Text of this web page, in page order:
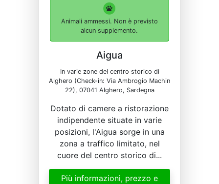
Animali ammessi. Non è previsto
alcun supplemento.
Aigua
In varie zone del centro storico di
Alghero (Check-in: Via Ambrogio Machin
22), 07041 Alghero, Sardegna
Dotato di camere a ristorazione
indipendente situate in varie
posizioni, l'Aigua sorge in una
zona a traffico limitato, nel
cuore del centro storico di...
Più informazioni, prezzo e